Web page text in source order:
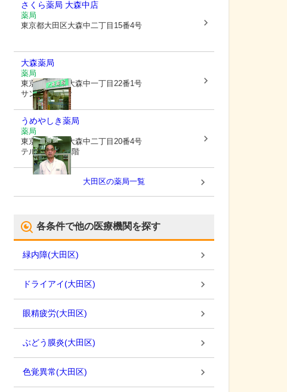
さくら薬局 大森中店
薬局
東京都大田区大森中二丁目15番4号
大森薬局
薬局
東京都大田区大森中一丁目22番1号
サンパレス1階
うめやしき薬局
薬局
東京都大田区大森中二丁目20番4号
テルミコーポ1階
大田区の薬局一覧
各条件で他の医療機関を探す
緑内障(大田区)
ドライアイ(大田区)
眼精疲労(大田区)
ぶどう膜炎(大田区)
色覚異常(大田区)